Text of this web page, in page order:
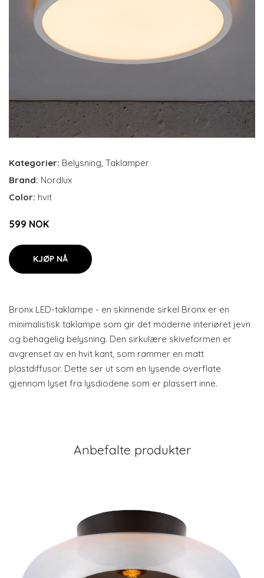
Kategorier: Belysning, Taklamper
Brand: Nordlux
Color: hvit
599 NOK
KJØP NÅ
Bronx LED-taklampe - en skinnende sirkel Bronx er en
minimalistisk taklampe som gir det moderne interiøret jevn
og behagelig belysning. Den sirkulære skiveformen er
avgrenset av en hvit kant, som rammer en matt
plastdiffusor. Dette ser ut som en lysende overflate
gjennom lyset fra lysdiodene som er plassert inne.
Anbefalte produkter